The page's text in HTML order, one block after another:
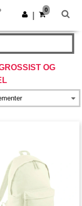
Last ned app
0
OG